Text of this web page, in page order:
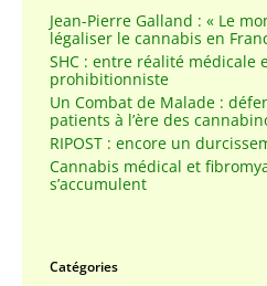
Jean-Pierre Galland : « Le
légaliser le cannabis en
SHC : entre réalité médicale
prohibitionniste
Un Combat de Malade :
patients à l’ère des
RIPOST : encore un
Cannabis médical et
s’accumulent
Catégories